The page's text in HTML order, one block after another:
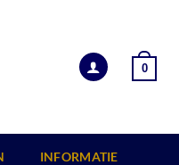
0
INFORMATIE